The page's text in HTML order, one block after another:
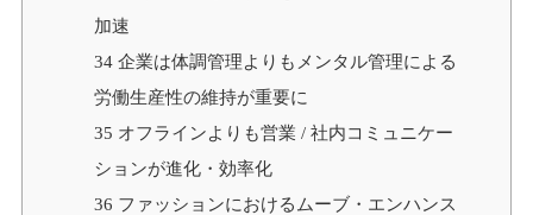
加速
34企業は体調管理よりもメンタル管理による
労働生産性の維持が重要に
35 オフラインよりも営業 / 社内コミュニケー
ションが進化・効率化
36 ファッションにおけるムーブ・エンハンス